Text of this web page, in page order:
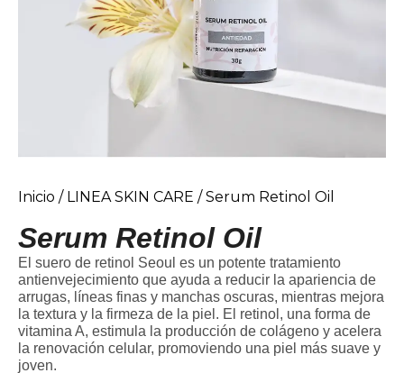
Inicio / LINEA SKIN CARE / Serum Retinol Oil
Serum Retinol Oil
El suero de retinol Seoul es un potente tratamiento
antienvejecimiento que ayuda a reducir la apariencia de
arrugas, líneas finas y manchas oscuras, mientras mejora
la textura y la firmeza de la piel. El retinol, una forma de
vitamina A, estimula la producción de colágeno y acelera
la renovación celular, promoviendo una piel más suave y
joven.